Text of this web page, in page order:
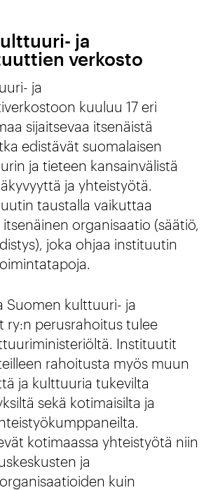
ja
verkosto
ja
kuuluu 17 eri
sijaitsevaa itsenäistä
edistävät suomalaisen
ja tieteen kansainvälistä
ja yhteistyötä.
taustalla vaikuttaa
organisaatio (säätiö,
joka ohjaa instituutin
Suomen kulttuuri- ja
ry:n perusrahoitus tulee
Instituutit
rahoitusta myös muun
ja kulttuuria tukevilta
sekä kotimaisilta ja
kotimaassa yhteistyötä niin
ja
kuin